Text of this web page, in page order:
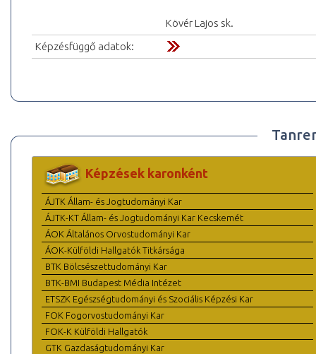
Kövér Lajos sk.
Képzésfüggő adatok:
Képzések karonként
ÁJTK Állam- és Jogtudományi Kar
ÁJTK-KT Állam- és Jogtudományi Kar Kecskemét
ÁOK Általános Orvostudományi Kar
ÁOK-Külföldi Hallgatók Titkársága
BTK Bölcsészettudományi Kar
BTK-BMI Budapest Média Intézet
ETSZK Egészségtudományi és Szociális Képzési Kar
FOK Fogorvostudományi Kar
FOK-K Külföldi Hallgatók
GTK Gazdaságtudományi Kar